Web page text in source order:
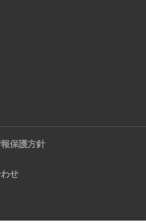
保護方針
せ